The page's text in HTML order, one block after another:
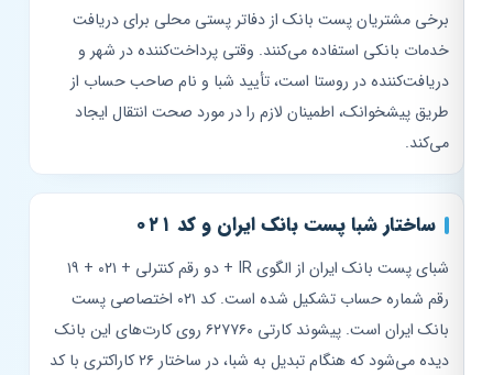
برخی مشتریان پست بانک از دفاتر پستی محلی برای دریافت
خدمات بانکی استفاده می‌کنند. وقتی پرداخت‌کننده در شهر و
دریافت‌کننده در روستا است، تأیید شبا و نام صاحب حساب از
طریق پیشخوانک، اطمینان لازم را در مورد صحت انتقال ایجاد
می‌کند.
ساختار شبا پست بانک ایران و کد ۰۲۱
شبای پست بانک ایران از الگوی IR + دو رقم کنترلی + ۰۲۱ + ۱۹
رقم شماره حساب تشکیل شده است. کد ۰۲۱ اختصاصی پست
بانک ایران است. پیشوند کارتی ۶۲۷۷۶۰ روی کارت‌های این بانک
دیده می‌شود که هنگام تبدیل به شبا، در ساختار ۲۶ کاراکتری با کد